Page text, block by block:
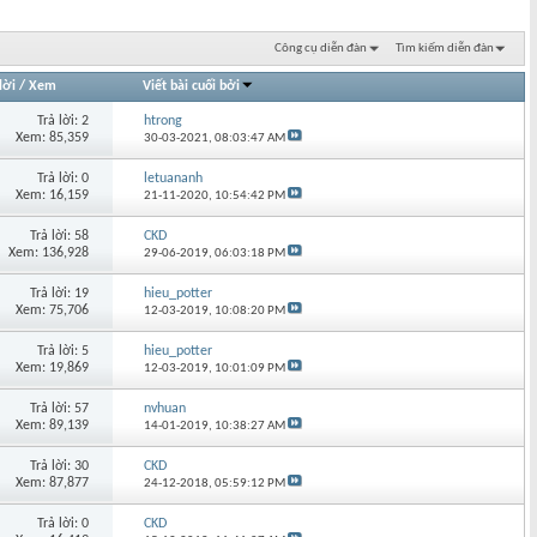
Công cụ diễn đàn Tìm kiếm diễn đàn
/ Xem Viết bài cuối bởi
Trả lời: 2
Xem: 85,359
htrong
30-03-2021,08:03:47 AM
Trả lời: 0
Xem: 16,159
letuananh
21-11-2020, 10:54:42 PM
Trả lời: 58
Xem: 136,928
CKD
29-06-2019,06:03:18 PM
Trả lời: 19
Xem: 75,706
hieu_potter
12-03-2019, 10:08:20 PM
Trả lời: 5
Xem: 19,869
hieu_potter
12-03-2019, 10:01:09 PM
Trả lời: 57
Xem: 89,139
nvhuan
14-01-2019, 10:38:27 AM
Trả lời: 30
Xem: 87,877
CKD
24-12-2018,05:59:12 PM
Trả lời: 0
CKD